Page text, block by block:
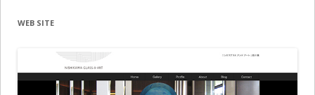
WEB SITE